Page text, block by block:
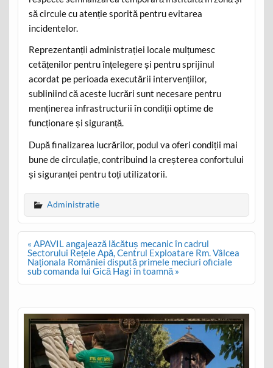
să circule cu atenție sporită pentru evitarea
incidentelor.
Reprezentanții administrației locale mulțumesc
cetățenilor pentru înțelegere și pentru sprijinul
acordat pe perioada executării intervențiilor,
subliniind că aceste lucrări sunt necesare pentru
menținerea infrastructurii în condiții optime de
funcționare și siguranță.
După finalizarea lucrărilor, podul va oferi condiții mai
bune de circulație, contribuind la creșterea confortului
și siguranței pentru toți utilizatorii.
Administratie
Post
navigation
« APAVIL angajează lăcătuș mecanic în cadrul
Sectorului Rețele Apă, Centrul Exploatare Rm. Vâlcea
Naționala României dispută primele meciuri oficiale
sub comanda lui Gică Hagi în toamnă »